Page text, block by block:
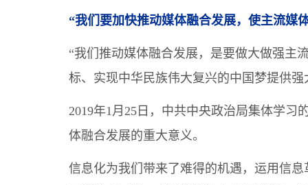
“我们要加快推动媒体融合发展，使主流媒
“我们推动媒体融合发展，是要做大做强主
标、实现中华民族伟大复兴的中国梦提供
2019年1月25日，中共中央政治局集体学
体融合发展的重大意义。
信息化为我们带来了难得的机遇，运用信